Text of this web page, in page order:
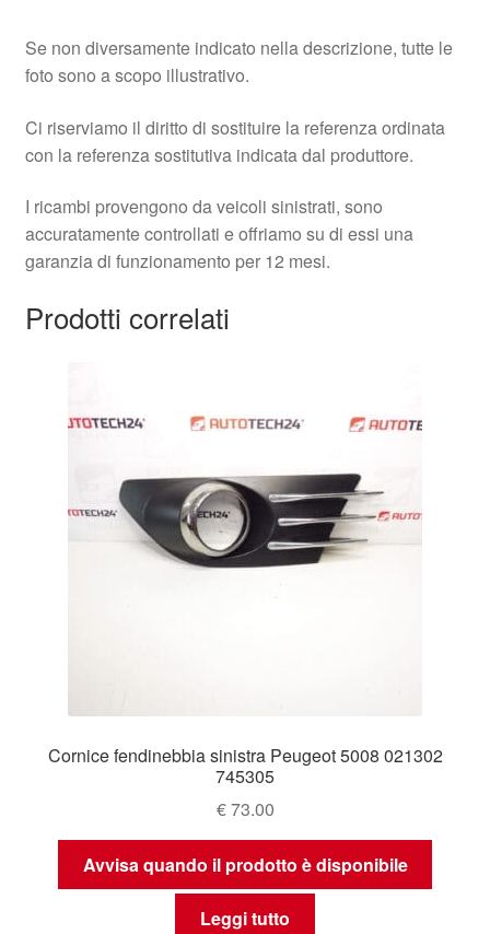
Se non diversamente indicato nella descrizione, tutte le
foto sono a scopo illustrativo.
Ci riserviamo il diritto di sostituire la referenza ordinata
con la referenza sostitutiva indicata dal produttore.
I ricambi provengono da veicoli sinistrati, sono
accuratamente controllati e offriamo su di essi una
garanzia di funzionamento per 12 mesi.
Prodotti correlati
Cornice fendinebbia sinistra Peugeot 5008 021302
745305
€73.00
Avvisa quando il prodotto è disponibile
Leggi tutto